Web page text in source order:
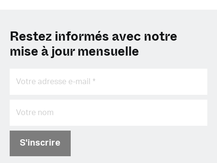
Restez informés avec notre
mise à jour mensuelle
S'inscrire